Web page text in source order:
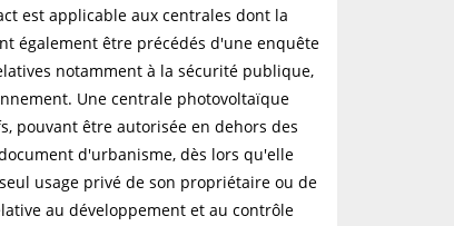
est applicable aux centrales dont la
également être précédés d'une enquête
notamment à la sécurité publique,
Une centrale photovoltaïque
pouvant être autorisée en dehors des
d'urbanisme, dès lors qu'elle
usage privé de son propriétaire ou de
au développement et au contrôle